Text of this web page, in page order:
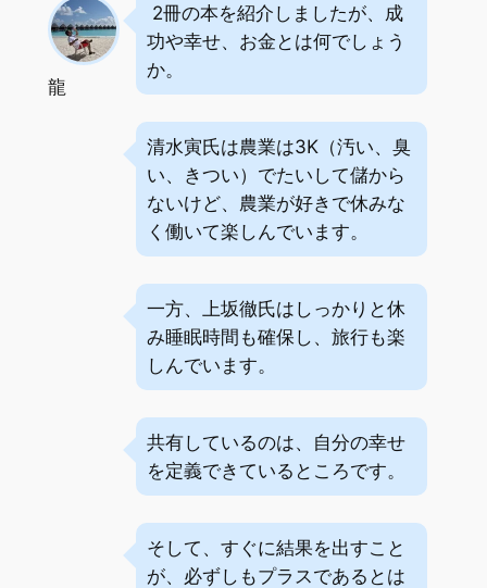
龍
2冊の本を紹介しましたが、成
功や幸せ、お金とは何でしょう
か。
清水寅氏は農業は3K（汚い、臭
い、きつい）でたいして儲から
ないけど、農業が好きで休みな
く働いて楽しんでいます。
一方、上坂徹氏はしっかりと休
み睡眠時間も確保し、旅行も楽
しんでいます。
共有しているのは、自分の幸せ
を定義できているところです。
そして、すぐに結果を出すこと
が、必ずしもプラスであるとは